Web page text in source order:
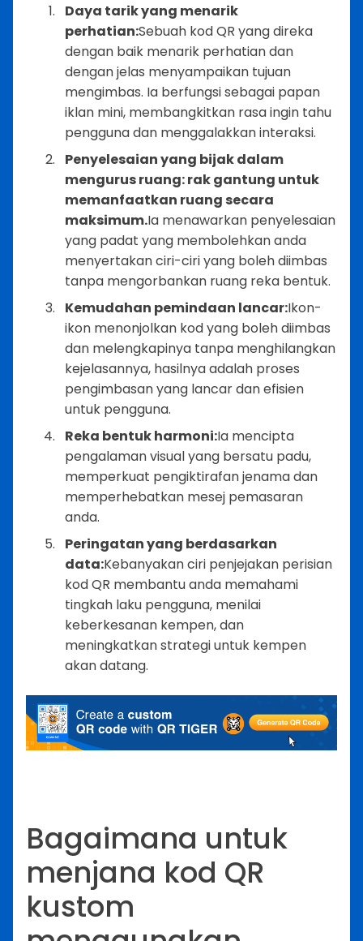
Daya tarik yang menarik
perhatian:Sebuah kod QR yang direka
dengan baik menarik perhatian dan
dengan jelas menyampaikan tujuan
mengimbas. Ia berfungsi sebagai papan
iklan mini, membangkitkan rasa ingin tahu
pengguna dan menggalakkan interaksi.
Penyelesaian yang bijak dalam
mengurus ruang: rak gantung untuk
memanfaatkan ruang secara
maksimum.Ia menawarkan penyelesaian
yang padat yang membolehkan anda
menyertakan ciri-ciri yang boleh diimbas
tanpa mengorbankan ruang reka bentuk.
Kemudahan pemindaan lancar:Ikon-
ikon menonjolkan kod yang boleh diimbas
dan melengkapinya tanpa menghilangkan
kejelasannya, hasilnya adalah proses
pengimbasan yang lancar dan efisien
untuk pengguna.
Reka bentuk harmoni:Ia mencipta
pengalaman visual yang bersatu padu,
memperkuat pengiktirafan jenama dan
memperhebatkan mesej pemasaran
anda.
Peringatan yang berdasarkan
data:Kebanyakan ciri penjejakan perisian
kod QR membantu anda memahami
tingkah laku pengguna, menilai
keberkesanan kempen, dan
meningkatkan strategi untuk kempen
akan datang.
Bagaimana untuk
menjana kod QR
kustom